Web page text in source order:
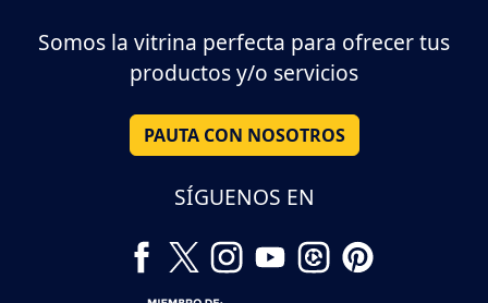
Somos la vitrina perfecta para ofrecer tus
productos y/o servicios
PAUTA CON NOSOTROS
SÍGUENOS EN